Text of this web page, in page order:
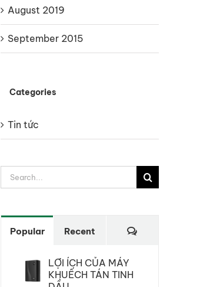
August 2019
September 2015
Categories
Tin tức
Search
for:
Popular Recent Comments
LỢI ÍCH CỦA MÁY
KHUẾCH TÁN TINH